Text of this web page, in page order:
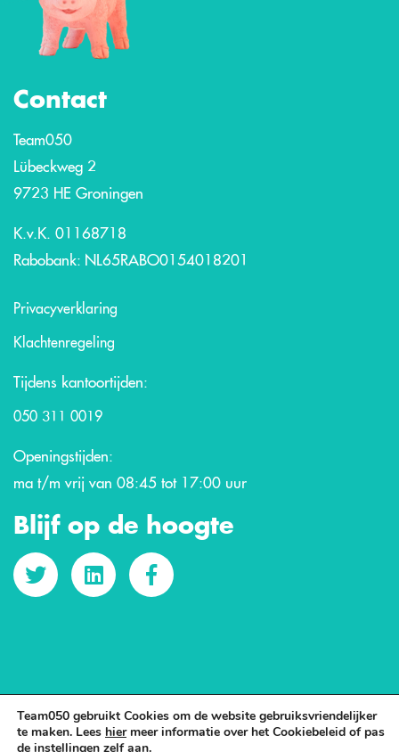
Contact
Team050
Lübeckweg 2
9723 HE Groningen
K.v.K. 01168718
Rabobank: NL65RABO0154018201
Privacyverklaring
Klachtenregeling
Tijdens kantoortijden:
050 311 0019
Openingstijden:
ma t/m vrij van 08:45 tot 17:00 uur
Blijf op de hoogte
Team050 gebruikt Cookies om de website gebruiksvriendelijker
te maken. Lees hiermeer informatie over het Cookiebeleid of pas
de instellingen zelf aan.